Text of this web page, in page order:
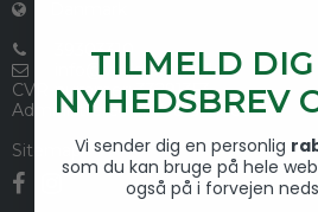
39303310
info@vedstalden.dk
CVR-nummer 33291353
Administreres af Ved Stalden I/S
Sitemap
TILMELD DIG
NYHEDSBREV
Vi sender dig en personlig
som du kan bruge på hele
også på i forvejen